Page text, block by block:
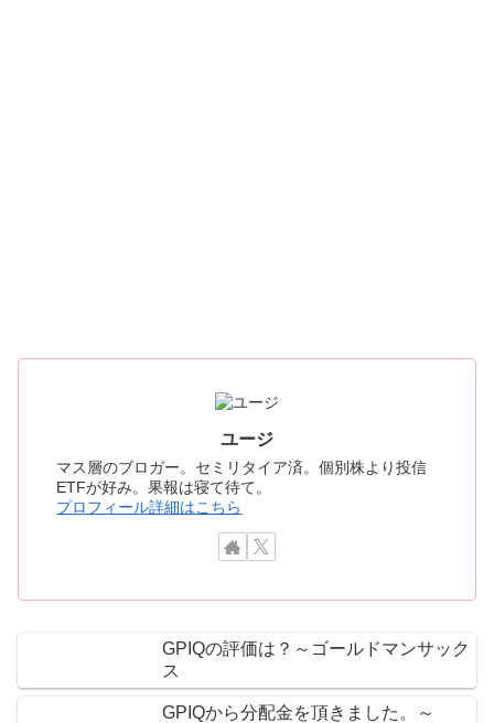
ユージ
マス層のブロガー。セミリタイア済。個別株より投信
ETFが好み。果報は寝て待て。
プロフィール詳細はこちら
GPIQの評価は？～ゴールドマンサック
ス
GPIQから分配金を頂きました。～